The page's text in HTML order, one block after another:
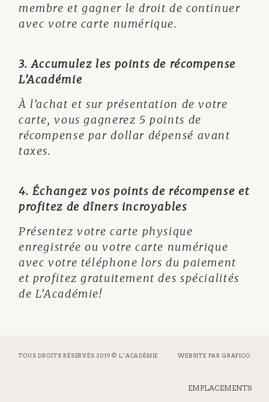
membre et gagner le droit de continuer
avec votre carte numérique.
3. Accumulez les points de récompense
L’Académie
À l’achat et sur présentation de votre
carte, vous gagnerez 5 points de
récompense par dollar dépensé avant
taxes.
4. Échangez vos points de récompense et
profitez de dîners incroyables
Présentez votre carte physique
enregistrée ou votre carte numérique
avec votre téléphone lors du paiement
et profitez gratuitement des spécialités
de L’Académie!
TOUS DROITS RÉSERVÉS 2019 © L’ACADÉMIE WEBSITE PAR GRAFICO
EMPLACEMENTS